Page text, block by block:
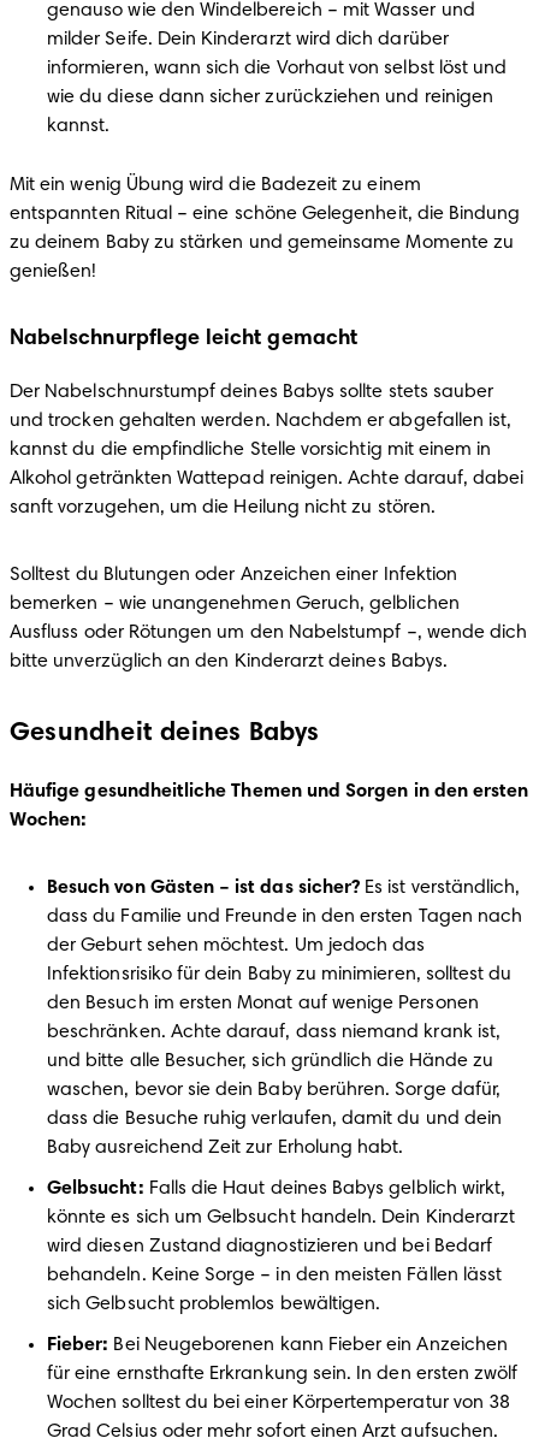
genauso wie den Windelbereich – mit Wasser und
milder Seife. Dein Kinderarzt wird dich darüber
informieren, wann sich die Vorhaut von selbst löst und
wie du diese dann sicher zurückziehen und reinigen
kannst.
Mit ein wenig Übung wird die Badezeit zu einem
entspannten Ritual – eine schöne Gelegenheit, die Bindung
zu deinem Baby zu stärken und gemeinsame Momente zu
genießen!
Nabelschnurpflege leicht gemacht
Der Nabelschnurstumpf deines Babys sollte stets sauber
und trocken gehalten werden. Nachdem er abgefallen ist,
kannst du die empfindliche Stelle vorsichtig mit einem in
Alkohol getränkten Wattepad reinigen. Achte darauf, dabei
sanft vorzugehen, um die Heilung nicht zu stören.
Solltest du Blutungen oder Anzeichen einer Infektion
bemerken – wie unangenehmen Geruch, gelblichen
Ausfluss oder Rötungen um den Nabelstumpf –, wende dich
bitte unverzüglich an den Kinderarzt deines Babys.
Gesundheit deines Babys
Häufige gesundheitliche Themen und Sorgen in den ersten
Wochen:
Besuch von Gästen – ist das sicher? Es ist verständlich,
dass du Familie und Freunde in den ersten Tagen nach
der Geburt sehen möchtest. Um jedoch das
Infektionsrisiko für dein Baby zu minimieren, solltest du
den Besuch im ersten Monat auf wenige Personen
beschränken. Achte darauf, dass niemand krank ist,
und bitte alle Besucher, sich gründlich die Hände zu
waschen, bevor sie dein Baby berühren. Sorge dafür,
dass die Besuche ruhig verlaufen, damit du und dein
Baby ausreichend Zeit zur Erholung habt.
Gelbsucht: Falls die Haut deines Babys gelblich wirkt,
könnte es sich um Gelbsucht handeln. Dein Kinderarzt
wird diesen Zustand diagnostizieren und bei Bedarf
behandeln. Keine Sorge – in den meisten Fällen lässt
sich Gelbsucht problemlos bewältigen.
Fieber: Bei Neugeborenen kann Fieber ein Anzeichen
für eine ernsthafte Erkrankung sein. In den ersten zwölf
Wochen solltest du bei einer Körpertemperatur von 38
Grad Celsius oder mehr sofort einen Arzt aufsuchen.